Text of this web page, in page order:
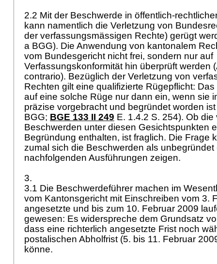
2.2 Mit der Beschwerde in öffentlich-
kann namentlich die Verletzung von
der verfassungsmässigen Rechte) gerügt
a BGG). Die Anwendung von kantonalem
vom Bundesgericht nicht frei, sondern nur auf
Verfassungskonformität hin überprüft werden (
contrario). Bezüglich der Verletzung von
Rechten gilt eine qualifizierte Rügepflicht:
auf eine solche Rüge nur dann ein, wenn sie
präzise vorgebracht und begründet worden ist
BGG; BGE 133 II 249 E. 1.4.2 S. 254). Ob
Beschwerden unter diesen Gesichtspunkten
Begründung enthalten, ist fraglich. Die Frage
zumal sich die Beschwerden als unbegründet
nachfolgenden Ausführungen zeigen.
3.
3.1 Die Beschwerdeführer machen im
vom Kantonsgericht mit Einschreiben vom 3.
angesetzte und bis zum 10. Februar 2009
gewesen: Es widerspreche dem Grundsatz
dass eine richterlich angesetzte Frist noch
postalischen Abholfrist (5. bis 11. Februar
könne.